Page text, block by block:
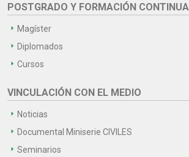
POSTGRADO Y FORMACIÓN CONTINUA
Magíster
Diplomados
Cursos
VINCULACIÓN CON EL MEDIO
Noticias
Documental Miniserie CIVILES
Seminarios